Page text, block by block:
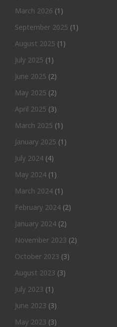
March 2026 (1)
September 2025 (1)
August 2025 (1)
July 2025 (1)
June 2025 (2)
May 2025 (2)
April 2025 (3)
March 2025 (1)
January 2025 (1)
July 2024 (4)
May 2024 (1)
March 2024 (1)
February 2024 (2)
January 2024 (2)
November 2023 (2)
October 2023 (3)
August 2023 (3)
July 2023 (1)
June 2023 (3)
May 2023 (3)